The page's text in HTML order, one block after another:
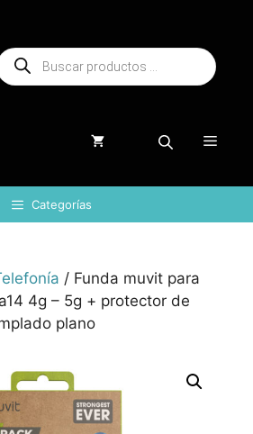
productos
Menú
Categorías
/ Funda muvit para
4g – 5g + protector de
plano